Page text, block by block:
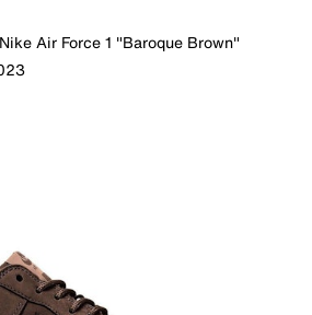
Air Force 1 "Baroque Brown"